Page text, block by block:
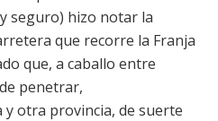
seguro) hizo notar la
que recorre la Franja
que, a caballo entre
penetrar,
otra provincia, de suerte